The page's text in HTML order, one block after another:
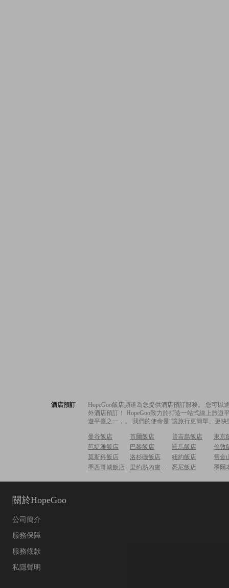
酒店預訂
HopeGoo飯店頻道為您提供酒店預訂服務。 您可
外酒店預訂！ HopeGoo致力於打造一站式線上旅
遊平臺之一，。 我們的使命是“讓旅行更簡單、更
曼谷飯店 首爾飯店 普吉島飯店
東京
芭堤雅飯店
巴黎飯店 羅馬飯店
倫敦
莫斯科飯店
洛杉磯飯店 紐約飯店
舊金
墨西哥城飯店
里約熱內盧飯店 悉尼飯店 墨爾
關於HopeGoo
公司簡介
服務保障
服務條款
私隱聲明